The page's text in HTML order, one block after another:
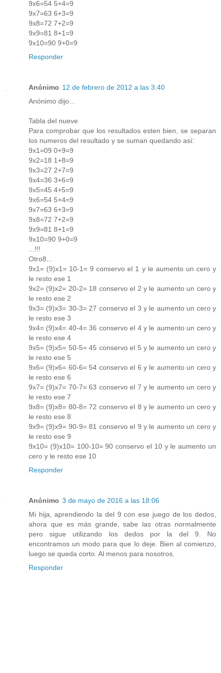
9x6=54 5+4=9
9x7=63 6+3=9
9x8=72 7+2=9
9x9=81 8+1=9
9x10=90 9+0=9
Responder
Anónimo 12 de febrero de 2012 a las 3:40
Anónimo dijo...
Tabla del nueve
Para comprobar que los resultados esten bien, se separan
los numeros del resultado y se suman quedando así:
9x1=09 0+9=9
9x2=18 1+8=9
9x3=27 2+7=9
9x4=36 3+6=9
9x5=45 4+5=9
9x6=54 5+4=9
9x7=63 6+3=9
9x8=72 7+2=9
9x9=81 8+1=9
9x10=90 9+0=9
...!!!
Otro8...
9x1= (9)x1= 10-1= 9 conservo el 1 y le aumento un cero y
le resto ese 1
9x2= (9)x2= 20-2= 18 conservo el 2 y le aumento un cero y
le resto ese 2
9x3= (9)x3= 30-3= 27 conservo el 3 y le aumento un cero y
le resto ese 3
9x4= (9)x4= 40-4= 36 conservo el 4 y le aumento un cero y
le resto ese 4
9x5= (9)x5= 50-5= 45 conservo el 5 y le aumento un cero y
le resto ese 5
9x6= (9)x6= 60-6= 54 conservo el 6 y le aumento un cero y
le resto ese 6
9x7= (9)x7= 70-7= 63 conservo el 7 y le aumento un cero y
le resto ese 7
9x8= (9)x8= 80-8= 72 conservo el 8 y le aumento un cero y
le resto ese 8
9x9= (9)x9= 90-9= 81 conservo el 9 y le aumento un cero y
le resto ese 9
9x10= (9)x10= 100-10= 90 conservo el 10 y le aumento un
cero y le resto ese 10
Responder
Anónimo 3 de mayo de 2016 a las 18:06
Mi hija, aprendiendo la del 9 con ese juego de los dedos,
ahora que es más grande, sabe las otras normalmente
pero sigue utilizando los dedos por la del 9. No
encontramos un modo para que lo deje. Bien al comienzo,
luego se queda corto. Al menos para nosotros.
Responder